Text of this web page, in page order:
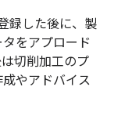
録した後に、製
をアプロード
切削加工のプ
やアドバイス